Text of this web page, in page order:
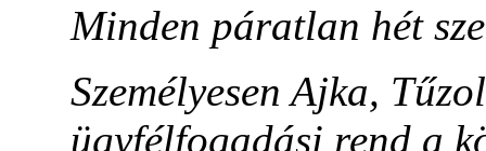
Minden páratlan hét
Személyesen Ajka,
ügyfélfogadási rend a